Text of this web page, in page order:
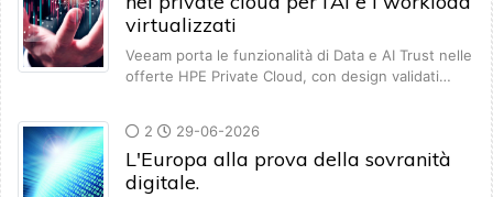
virtualizzati
Veeam porta le funzionalità di Data e AI Trust nelle
offerte HPE Private Cloud, con design validati…
2 29-06-2026
L'Europa alla prova della sovranità
digitale.